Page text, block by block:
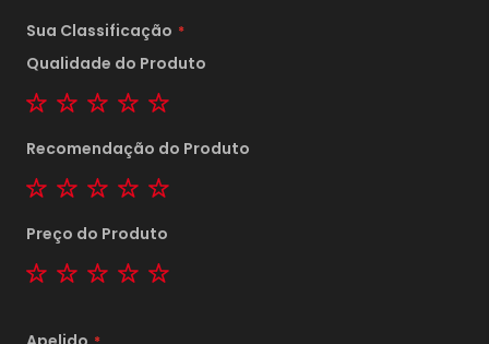
Sua Classificação
Qualidade do Produto
1 star2 stars3 stars4 stars
Recomendação do Produto
1 star2 stars3 stars4 stars
Preço do Produto
1 star2 stars3 stars4 stars